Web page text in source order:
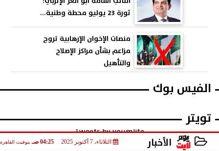
ثورة 23 يوليو محطة وطنية...
منصات الإخوان الإرهابية تروج
مزاعم بشأن مراكز الإصلاح
والتأهيل
الفيس بوك
تويتر
Tweets by youmlite
الأخبار الثلاثاء، 7 أكتوبر 2025 04:25 صـ بتوقيت القاهرة